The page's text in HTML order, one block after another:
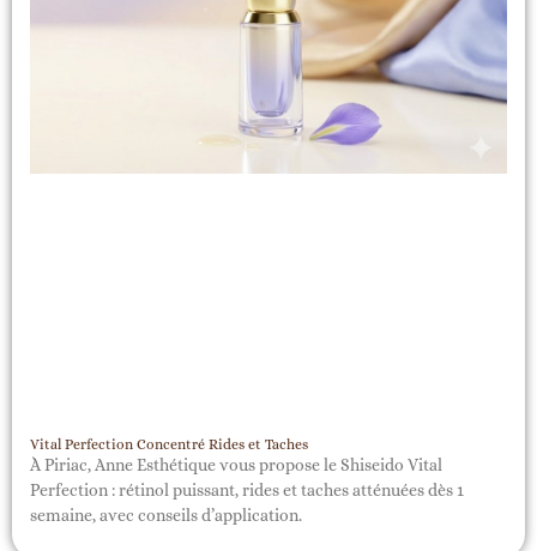
Vital Perfection Concentré Rides et Taches
À Piriac, Anne Esthétique vous propose le Shiseido Vital
Perfection : rétinol puissant, rides et taches atténuées dès 1
semaine, avec conseils d’application.